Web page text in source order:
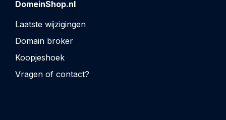
DomeinShop.nl
Laatste wijzigingen
Domain broker
Koopjeshoek
Vragen of contact?